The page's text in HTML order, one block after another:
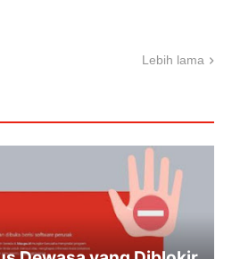
Lebih lama